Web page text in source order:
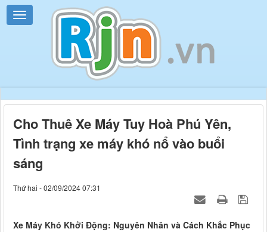
Cho Thuê Xe Máy Tuy Hoà Phú Yên,
Tình trạng xe máy khó nổ vào buổi
sáng
Thứ hai - 02/09/2024 07:31
Xe Máy Khó Khởi Động: Nguyên Nhân và Cách Khắc Phục